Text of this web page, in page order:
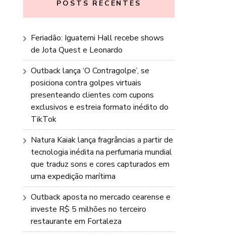
POSTS RECENTES
Feriadão: Iguatemi Hall recebe shows
de Jota Quest e Leonardo
Outback lança ‘O Contragolpe’, se
posiciona contra golpes virtuais
presenteando clientes com cupons
exclusivos e estreia formato inédito do
TikTok
Natura Kaiak lança fragrâncias a partir de
tecnologia inédita na perfumaria mundial
que traduz sons e cores capturados em
uma expedição marítima
Outback aposta no mercado cearense e
investe R$ 5 milhões no terceiro
restaurante em Fortaleza